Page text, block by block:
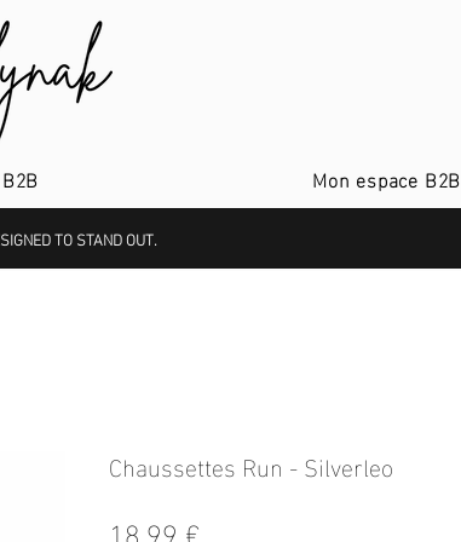
Mon espace B2B
TO STAND OUT.
Chaussettes Run - Silverleo